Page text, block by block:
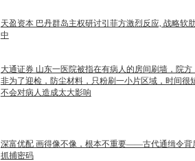
天盈资本 巴丹群岛主权研讨引菲方激烈反应, 战略软
中
大通证券 山东一医院被指在有病人的房间刷墙，院方
非为了迎检，防尘材料，只粉刷一小片区域，时间很
不会对病人造成太大影响
深富优配 画得像不像，根本不重要——古代通缉令背
抓捕密码